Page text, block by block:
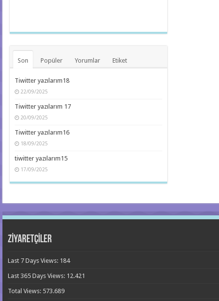
Son Popüler Yorumlar Etiket
Tiwitter yazılarım18
22/09/2025
Tiwitter yazılarım 17
20/09/2025
Tiwitter yazılarım16
18/09/2025
tiwitter yazılarım15
17/09/2025
ZİYARETÇİLER
Last 7 Days Views: 184
Last 365 Days Views: 12.421
Total Views: 573.689